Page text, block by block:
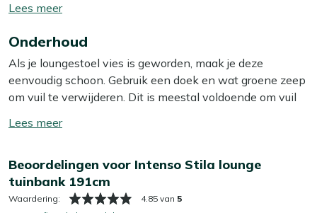
bank niet alleen een aantrekkelijke uitstraling, maar ook
ontspannen met een goed boek of gezellig bij te kletsen
met vrienden. De bank is gemaakt van wicker, een
materiaal dat niet alleen vochtbestendig is, maar ook
jarenlang mooi blijft. Bovendien kun je deze loungebank
eenvoudig combineren met andere loungeproducten om
ontspannen!
Eigenschappen
Toon/verberg
meer
Onderhoud
Als je loungestoel vies is geworden, maak je deze
eenvoudig schoon. Gebruik een doek en wat groene zeep
om vuil te verwijderen. Dit is meestal voldoende om vuil
minstens twee keer per jaar grondig schoon te maken
gebruik je dan onze Kees Smit Multi-surface reiniger. Let
op: gebruik géén hogedrukreiniger. Dit lijkt handig, maar
kan het materiaal beschadigen.
Toon/verberg
Beoordelingen voor Intenso Stila lounge
tuinbank 191cm
Waardering: 4.85 van 5